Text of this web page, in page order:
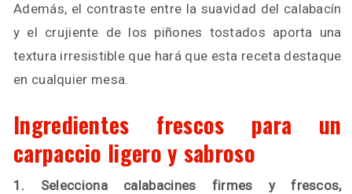
Además, el contraste entre la suavidad del calabacín
y el crujiente de los piñones tostados aporta una
textura irresistible que hará que esta receta destaque
en cualquier mesa.
Ingredientes frescos para un
carpaccio ligero y sabroso
1. Selecciona calabacines firmes y frescos,